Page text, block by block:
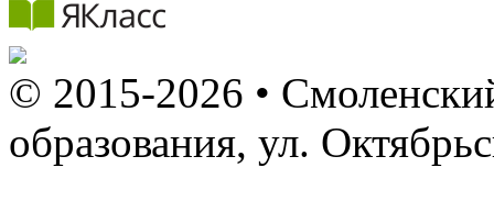
© 2015-2026 •
образования, ул.